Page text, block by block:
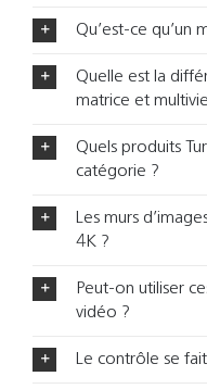
Qu’est-ce qu’un
Quelle est la
matrice et
Quels produits
catégorie ?
Les murs
4K ?
Peut-on utiliser
vidéo ?
Le contrôle se